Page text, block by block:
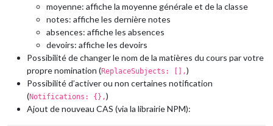
moyenne: affiche la moyenne générale et de la classe
notes: affiche les dernière notes
absences: affiche les absences
devoirs: affiche les devoirs
Possibilité de changer le nom de la matières du cours par votre
propre nomination (ReplaceSubjects: [],)
Possibilité d’activer ou non certaines notification
(Notifications: {},)
Ajout de nouveau CAS (via la librairie NPM):